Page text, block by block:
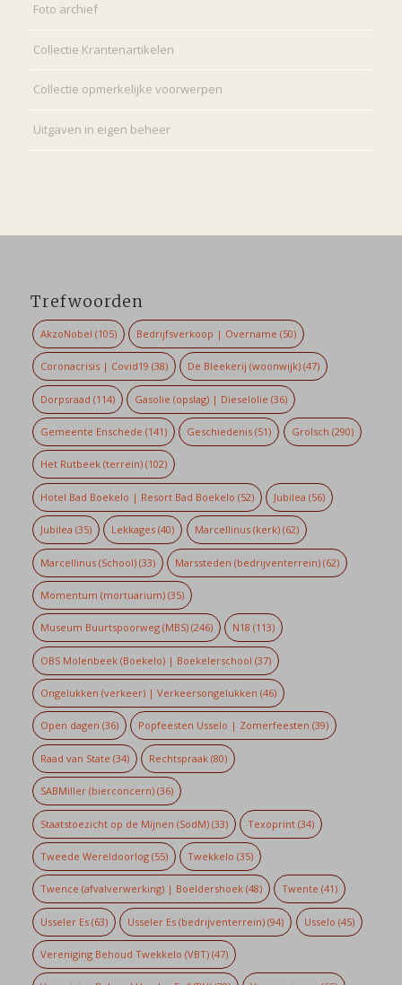
Foto archief
Collectie Krantenartikelen
Collectie opmerkelijke voorwerpen
Uitgaven in eigen beheer
Trefwoorden
AkzoNobel (105) Bedrijfsverkoop | Overname (50)
Coronacrisis | Covid19 (38) De Bleekerij (woonwijk) (47)
Dorpsraad (114) Gasolie (opslag) | Dieselolie (36)
Gemeente Enschede (141) Geschiedenis (51) Grolsch (290)
Het Rutbeek (terrein)(102)
Hotel Bad Boekelo | Resort Bad Boekelo (52) Jubilea (56)
Jubilea (35) Lekkages (40) Marcellinus (kerk)(62)
Marcellinus (School)(33) Marssteden (bedrijventerrein) (62)
Momentum (mortuarium)(35)
Museum Buurtspoorweg (MBS)(246) N18 (113)
OBS Molenbeek (Boekelo) | Boekelerschool (37)
Ongelukken (verkeer) | Verkeersongelukken (46)
Open dagen (36) Popfeesten Usselo | Zomerfeesten (39)
Raad van State (34) Rechtspraak (80)
SABMiller (bierconcern)(36)
Staatstoezicht op de Mijnen (SodM)(33) Texoprint (34)
Tweede Wereldoorlog(55) Twekkelo (35)
Twence (afvalverwerking) | Boeldershoek(48) Twente (41)
Usseler Es(63) Usseler Es (bedrijventerrein) (94) Usselo (45)
Vereniging Behoud Twekkelo (VBT)(47)